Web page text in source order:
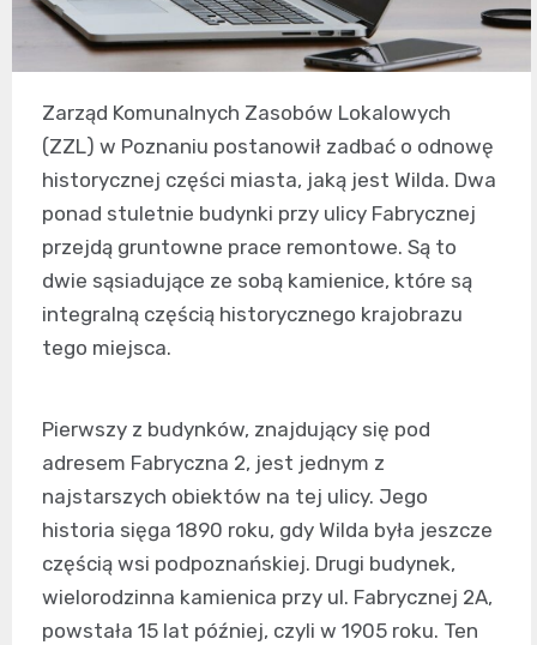
Zarząd Komunalnych Zasobów Lokalowych
(ZZL) w Poznaniu postanowił zadbać o odnowę
historycznej części miasta, jaką jest Wilda. Dwa
ponad stuletnie budynki przy ulicy Fabrycznej
przejdą gruntowne prace remontowe. Są to
dwie sąsiadujące ze sobą kamienice, które są
integralną częścią historycznego krajobrazu
tego miejsca.
Pierwszy z budynków, znajdujący się pod
adresem Fabryczna 2, jest jednym z
najstarszych obiektów na tej ulicy. Jego
historia sięga 1890 roku, gdy Wilda była jeszcze
częścią wsi podpoznańskiej. Drugi budynek,
wielorodzinna kamienica przy ul. Fabrycznej 2A,
powstała 15 lat później, czyli w 1905 roku. Ten